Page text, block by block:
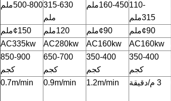
110-
315ملم
160-450ملم
315-630
ملم
500-800ملم
¢90ملم ¢90ملم 120ملم
¢150ملم
AC160kw
AC160kw
AC280kw
AC335kw
350-400
كجم
350-400
كجم
650-700
كجم
850-900
كجم
3 م/دقيقة 1.2m/min
0.9m/min
0.7m/min